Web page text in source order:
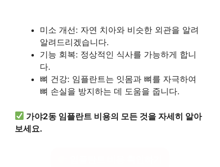
미소 개선: 자연 치아와 비슷한 외관을 알려
알려드리겠습니다.
기능 회복: 정상적인 식사를 가능하게 합니
다.
뼈 건강: 임플란트는 잇몸과 뼈를 자극하여
뼈 손실을 방지하는 데 도움을 줍니다.
가야2동 임플란트 비용의 모든 것을 자세히 알아
보세요.